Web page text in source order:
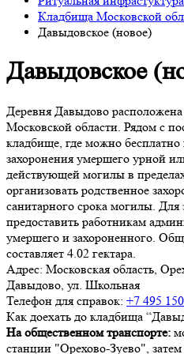
Кладбища Московской
Давыдовское (новое)
Давыдовское
Деревня Давыдово
Московской области. Рядом с
кладбище, где можно бесплатно
захоронения умершего урной
действующей могилы в
организовать родственное
санитарного срока могилы. Для
предоставить работникам
умершего и захороненного.
составляет 4.02 гектара.
Адрес: Московская область,
Давыдово, ул. Школьная
Телефон для справок: +7 495
Как доехать до кладбища
На общественном транспорте:
станции "Орехово-Зуево",